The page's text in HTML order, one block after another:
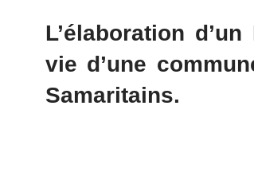
L’élaboration
vie d’une
Samaritains.